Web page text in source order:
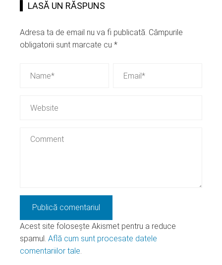
LASĂ UN RĂSPUNS
Adresa ta de email nu va fi publicată. Câmpurile
obligatorii sunt marcate cu *
Acest site folosește Akismet pentru a reduce
spamul. Află cum sunt procesate datele
comentariilor tale.